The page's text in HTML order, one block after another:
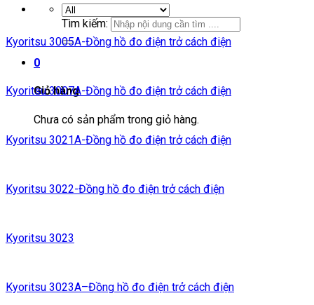
Tìm kiếm:
0
Giỏ hàng
Chưa có sản phẩm trong giỏ hàng.
Kyoritsu 3005A-Đồng hồ đo điện trở cách điện
Kyoritsu 3007A-Đồng hồ đo điện trở cách điện
Kyoritsu 3021A-Đồng hồ đo điện trở cách điện
Kyoritsu 3022-Đồng hồ đo điện trở cách điện
Kyoritsu 3023
Kyoritsu 3023A–Đồng hồ đo điện trở cách điện